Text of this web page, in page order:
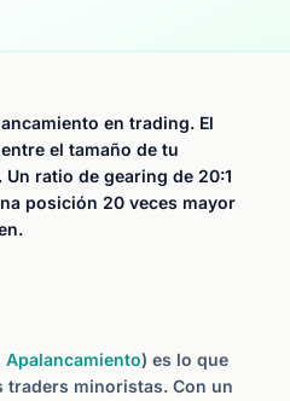
en trading. El
el tamaño de tu
ratio de gearing de 20:1
posición 20 veces mayor
Apalancamiento) es lo que
traders minoristas. Con un